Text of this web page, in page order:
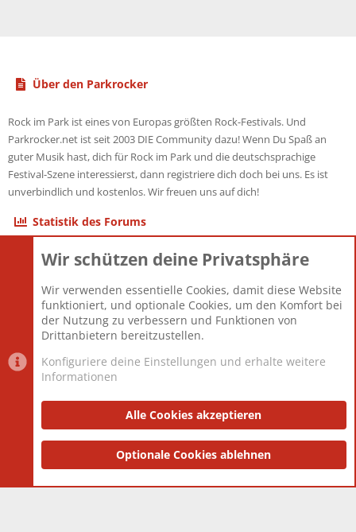
Über den Parkrocker
Rock im Park ist eines von Europas größten Rock-Festivals. Und
Parkrocker.net ist seit 2003 DIE Community dazu! Wenn Du Spaß an
guter Musik hast, dich für Rock im Park und die deutschsprachige
Festival-Szene interessierst, dann registriere dich doch bei uns. Es ist
unverbindlich und kostenlos. Wir freuen uns auf dich!
Statistik des Forums
Themen
Mitglieder
12.425
Neuestes Mitglied
Toddster85
Datenschutzerklärung Impressum
Community platform by XenForo® © 2010-2025 XenForo Ltd.
and add-ons by ThemeHouse
Wir schützen deine Privatsphäre
Wir verwenden essentielle Cookies, damit diese Website
funktioniert, und optionale Cookies, um den Komfort bei
der Nutzung zu verbessern und Funktionen von
Drittanbietern bereitzustellen.
Konfiguriere deine Einstellungen und erhalte weitere
Informationen
Alle Cookies akzeptieren
Optionale Cookies ablehnen